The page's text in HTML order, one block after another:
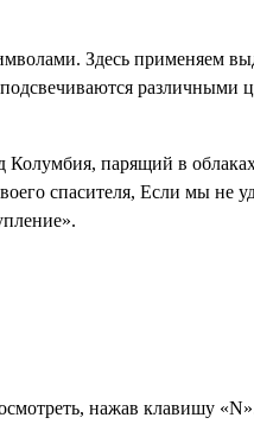
Здесь применяем
парящий в
спасителя, Если мы не
нажав клавишу